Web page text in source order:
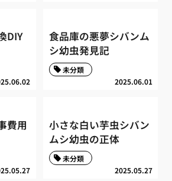
DIY
食品庫の悪夢シバンム
シ幼虫発見記
2025.06.01
未分類
費用
小さな白い芋虫シバン
ムシ幼虫の正体
2025.05.27
未分類